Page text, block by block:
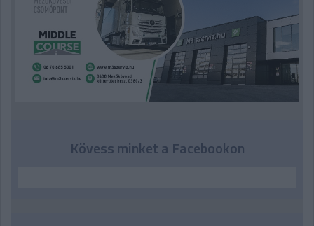
Kövess minket a Facebookon